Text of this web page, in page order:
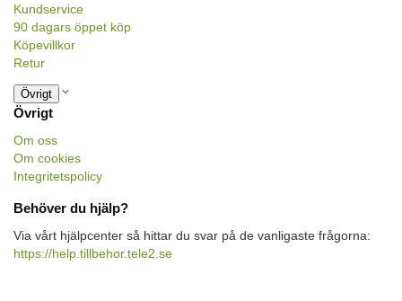
Kundservice
90 dagars öppet köp
Köpevillkor
Retur
Övrigt
Övrigt
Om oss
Om cookies
Integritetspolicy
Behöver du hjälp?
Via vårt hjälpcenter så hittar du svar på de vanligaste frågorna:
https://help.tillbehor.tele2.se